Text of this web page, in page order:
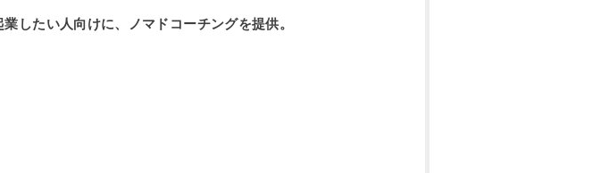
したい人向けに、ノマドコーチングを提供。